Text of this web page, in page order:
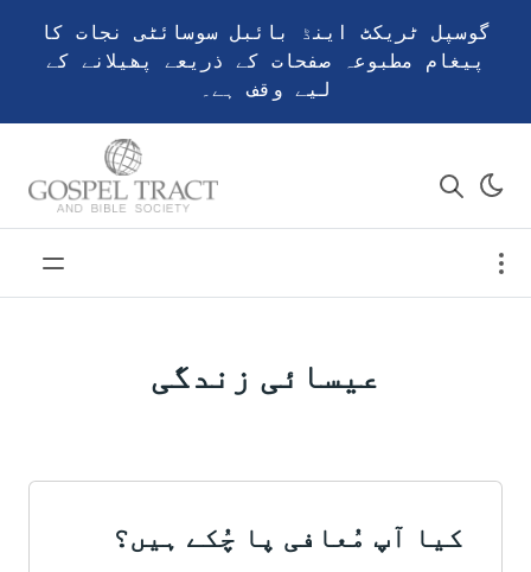
گوسپل ٹریکٹ اینڈ بائبل سوسائٹی نجات کا
پیغام مطبوعہ صفحات کے ذریعے پھیلانے کے
لیے وقف ہے۔
عیسائی زندگی
کیا آپ مُعافی پا چُکے ہیں؟